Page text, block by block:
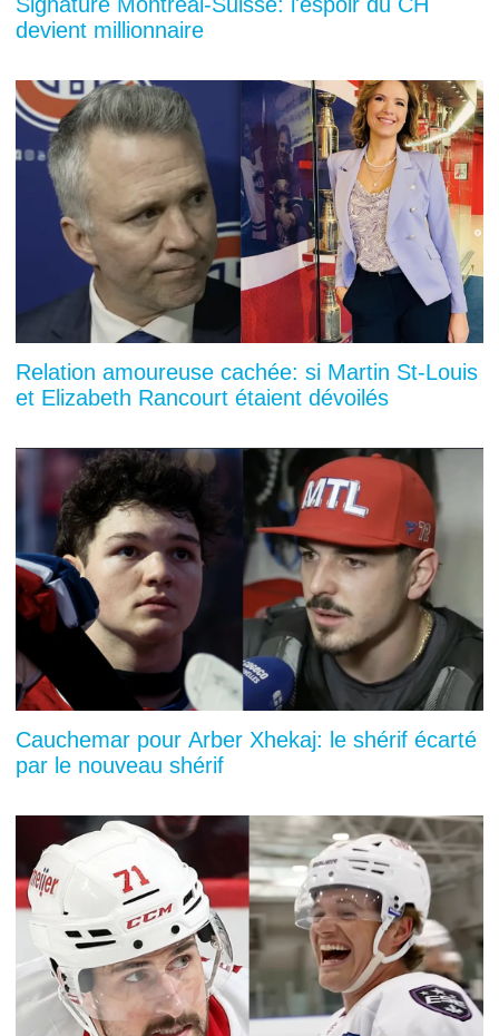
devient millionnaire
Relation amoureuse cachée: si Martin St-Louis
et Elizabeth Rancourt étaient dévoilés
Cauchemar pour Arber Xhekaj: le shérif écarté
par le nouveau shérif